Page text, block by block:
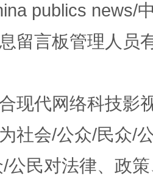
隐身衣” 如何以
publics news/
留言板管理人员
现代网络科技影
社会/公众/民众/
公民对法律、政